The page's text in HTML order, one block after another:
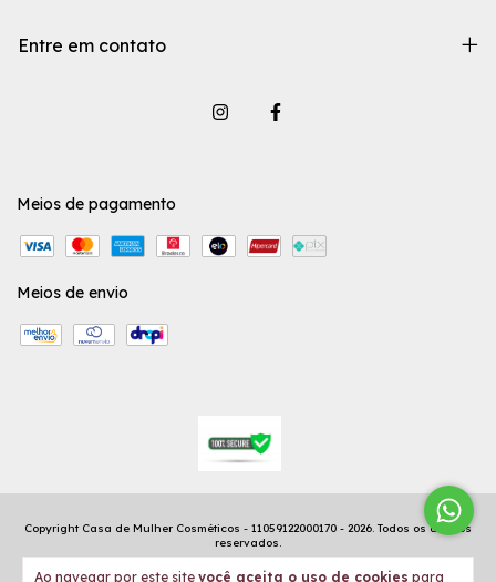
Ao navegar por este site você aceita o uso de cookies para
Entre em contato
Meios de pagamento
Meios de envio
Copyright Casa de Mulher Cosméticos - 11059122000170 - 2026. Todos os direitos
reservados.